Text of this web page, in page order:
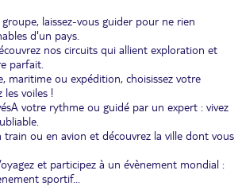
groupe, laissez-vous guider pour ne rien
d'un pays.
nos circuits qui allient exploration et
parfait.
maritime ou expédition, choisissez votre
les voiles !
A votre rythme ou guidé par un expert : vivez
train ou en avion et découvrez la ville dont vous
et participez à un évènement mondial :
sportif...